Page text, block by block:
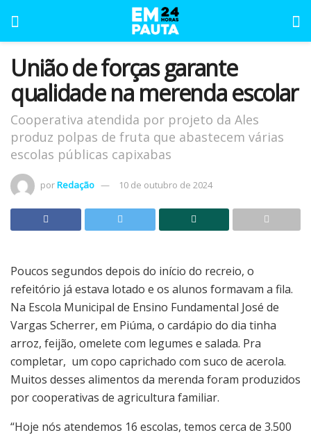
União de forças garante
qualidade na merenda escolar
Cooperativa atendida por projeto da Ales
produz polpas de fruta que abastecem várias
escolas públicas capixabas
porRedação 10 de outubro de 2024
Poucos segundos depois do início do recreio, o
refeitório já estava lotado e os alunos formavam a fila.
Na Escola Municipal de Ensino Fundamental José de
Vargas Scherrer, em Piúma, o cardápio do dia tinha
arroz, feijão, omelete com legumes e salada. Pra
completar, um copo caprichado com suco de acerola.
Muitos desses alimentos da merenda foram produzidos
por cooperativas de agricultura familiar.
“Hoje nós atendemos 16 escolas, temos cerca de 3.500